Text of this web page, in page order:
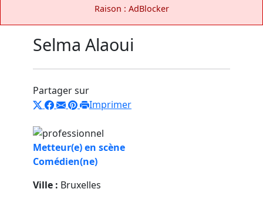
Raison : AdBlocker
Selma Alaoui
Partager sur
Imprimer
Metteur(e) en scène
Comédien(ne)
Ville : Bruxelles